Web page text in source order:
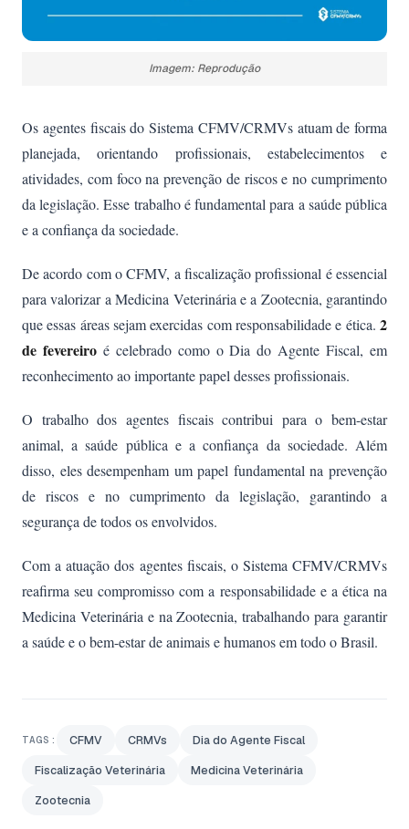
Imagem: Reprodução
Os agentes fiscais do Sistema CFMV/CRMVs atuam de forma
planejada, orientando profissionais, estabelecimentos e
atividades, com foco na prevenção de riscos e no cumprimento
da legislação. Esse trabalho é fundamental para a saúde pública
e a confiança da sociedade.
De acordo com o CFMV, a fiscalização profissional é essencial
para valorizar a Medicina Veterinária e a Zootecnia, garantindo
que essas áreas sejam exercidas com responsabilidade e ética. 2
de fevereiroé celebrado como o Dia do Agente Fiscal, em
reconhecimento ao importante papel desses profissionais.
O trabalho dos agentes fiscais contribui para o bem-estar
animal, a saúde pública e a confiança da sociedade. Além
disso, eles desempenham um papel fundamental na prevenção
de riscos e no cumprimento da legislação, garantindo a
segurança de todos os envolvidos.
Com a atuação dos agentes fiscais, o Sistema CFMV/CRMVs
reafirma seu compromisso com a responsabilidade e a ética na
Medicina Veterinária e na Zootecnia, trabalhando para garantir
a saúde e o bem-estar de animais e humanos em todo o Brasil.
TAGS: CFMV CRMVs
Dia do Agente Fiscal
Fiscalização Veterinária
Medicina Veterinária
Zootecnia